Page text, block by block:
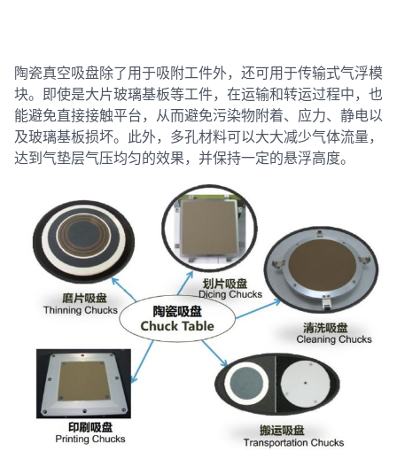
陶瓷真空吸盘除了用于吸附工件外，还可用于传输式气浮模
块。即使是大片玻璃基板等工件，在运输和转运过程中，也
能避免直接接触平台，从而避免污染物附着、应力、静电以
及玻璃基板损坏。此外，多孔材料可以大大减少气体流量，
达到气垫层气压均匀的效果，并保持一定的悬浮高度。